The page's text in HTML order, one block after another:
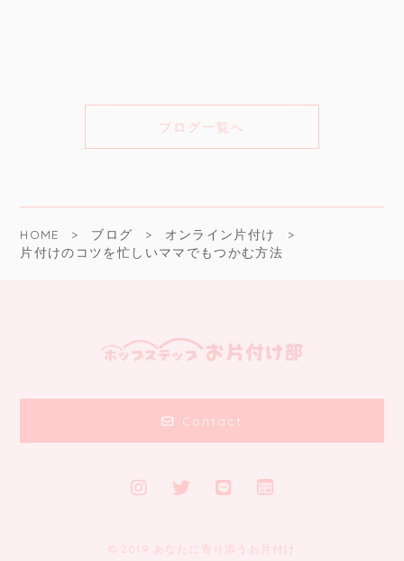
ブログ一覧へ
HOME ブログ
オンライン片付け
片付けのコツを忙しいママでもつかむ方法
Contact
© 2019 あなたに寄り添うお片付け